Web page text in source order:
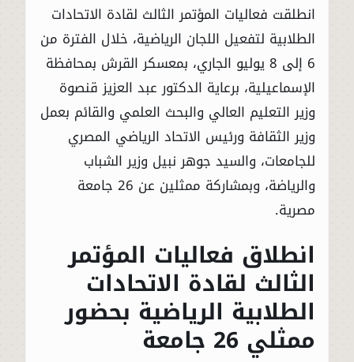
انطلقت فعاليات المؤتمر الثالث لقادة الاتحادات
الطلابية لتفعيل اللجان الرياضية، خلال الفترة من
6 إلى 8 يوليو الجاري، بمعسكر القرش بمحافظة
الإسماعيلية، برعاية الدكتور عبد العزيز قنصوة
وزير التعليم العالي والبحث العلمي والقائم بعمل
وزير الثقافة ورئيس الاتحاد الرياضي المصري
للجامعات، والسيد جوهر نبيل وزير الشباب
والرياضة، وبمشاركة ممثلين عن 26 جامعة
مصرية.
انطلاق فعاليات المؤتمر
الثالث لقادة الاتحادات
الطلابية الرياضية بحضور
ممثلي 26 جامعة